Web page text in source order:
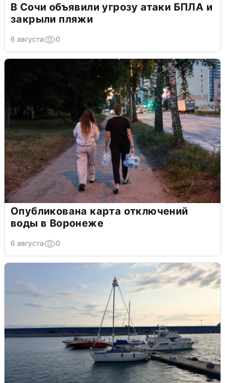
В Сочи объявили угрозу атаки БПЛА и
закрыли пляжи
6 августа 0
Опубликована карта отключений
воды в Воронеже
6 августа 0